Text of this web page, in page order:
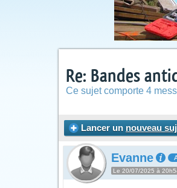
Re: Bandes
Ce sujet comporte 4
Lancer un nouveau
Evanne
Le 20/07/2025 à